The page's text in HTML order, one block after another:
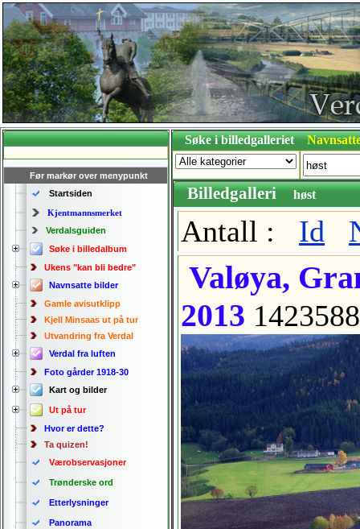
Før markør over menypunkt
Startsiden
Kjentmannsmerket
Verdalsguiden
Søke i billedalbum
Ukens "kan bli bedre"
Navnsatte bilder
Gamle avisutklipp
Kjell Minsaas ut på tur
Utvandring fra Verdal
Verdal fra luften
Foto gårder 1918-30
Kart og bilder
Ut på tur
Hvor er dette?
Ta quizen!
Værobservasjoner
Trønderske ord
Etterlysninger
Panorama
Søke i billedgalleriet
Billedgalleri høst
Antall : Id
Valøya,
2013